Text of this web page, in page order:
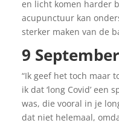
en licht komen harder
acupunctuur kan
sterker maken van de
9
“Ik geef het toch maar
ik dat ‘long Covid’ een
was, die vooral in je
dat niet helemaal,